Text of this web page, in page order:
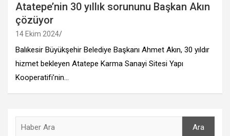
Atatepe’nin 30 yıllık sorununu Başkan Akın
çözüyor
14 Ekim 2024
Balıkesir Büyükşehir Belediye Başkanı Ahmet Akın, 30 yıldır
hizmet bekleyen Atatepe Karma Sanayi Sitesi Yapı
Kooperatifi’nin…
Ara